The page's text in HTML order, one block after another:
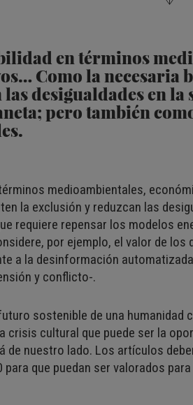
en términos
Como la necesaria
desigualdades en
pero también
medioambientales,
la exclusión y reduzcan las
requiere repensar los modelos
por ejemplo, el valor de
a la desinformación
y conflicto-.
sostenible de una humanidad
crisis cultural que puede ser la
nuestro lado. Los artículos
que puedan ser valorados